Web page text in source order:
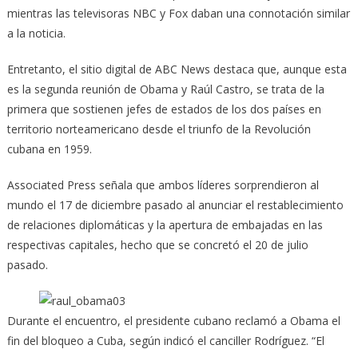
mientras las televisoras NBC y Fox daban una connotación similar
a la noticia.
Entretanto, el sitio digital de ABC News destaca que, aunque esta
es la segunda reunión de Obama y Raúl Castro, se trata de la
primera que sostienen jefes de estados de los dos países en
territorio norteamericano desde el triunfo de la Revolución
cubana en 1959.
Associated Press señala que ambos líderes sorprendieron al
mundo el 17 de diciembre pasado al anunciar el restablecimiento
de relaciones diplomáticas y la apertura de embajadas en las
respectivas capitales, hecho que se concretó el 20 de julio
pasado.
Durante el encuentro, el presidente cubano reclamó a Obama el
fin del bloqueo a Cuba, según indicó el canciller Rodríguez. “El